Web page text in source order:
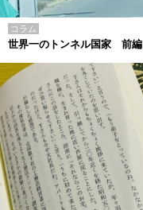
コラム
世界一のトンネル国家 前編